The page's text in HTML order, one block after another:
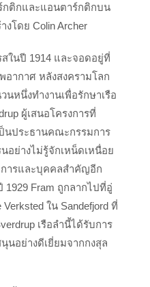
กติกและแอนตาร์กติกบน
โดย Colin Archer
ในปี 1914 และจอดอยู่ที่
อากาศ หลังสงครามโลก
หนึ่งทำงานเพื่อรักษาเรือ
ผู้เสนอโครงการที่
นประธานคณะกรรมการ
อย่างไม่รู้จักเหน็ดเหนื่อย
ารและบุคคลสำคัญอีก
1929 Fram ถูกลากไปที่อู่
ใน Sandefjord ที่
เรือลำนี้ได้รับการ
อย่างดีเยี่ยมจากกงสุล